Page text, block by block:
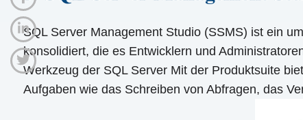
SQL Server Management Studio (SSMS) ist ein
konsolidiert, die es Entwicklern und
Werkzeug der SQL Server Mit der Produktsuite
Aufgaben wie das Schreiben von Abfragen, das